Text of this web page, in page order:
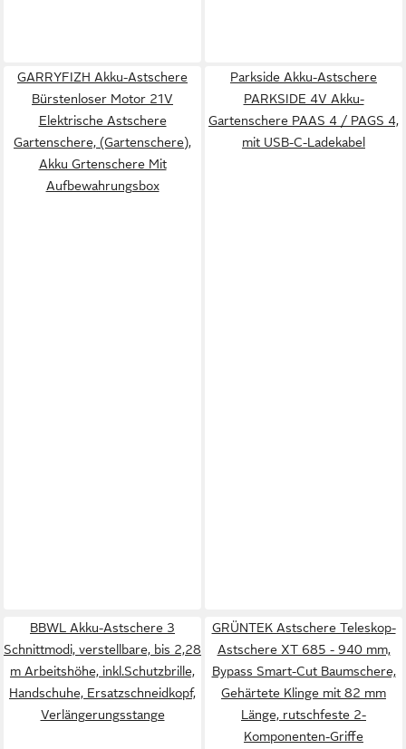
GARRYFIZH Akku-Astschere
Bürstenloser Motor 21V
Elektrische Astschere
Gartenschere, (Gartenschere),
Akku Grtenschere Mit
Aufbewahrungsbox
Parkside Akku-Astschere
PARKSIDE 4V Akku-
Gartenschere PAAS 4 / PAGS 4,
mit USB-C-Ladekabel
BBWL Akku-Astschere 3
Schnittmodi, verstellbare, bis 2,28
m Arbeitshöhe, inkl.Schutzbrille,
Handschuhe, Ersatzschneidkopf,
Verlängerungsstange
GRÜNTEK Astschere Teleskop-
Astschere XT 685 - 940 mm,
Bypass Smart-Cut Baumschere,
Gehärtete Klinge mit 82 mm
Länge, rutschfeste 2-
Komponenten-Griffe